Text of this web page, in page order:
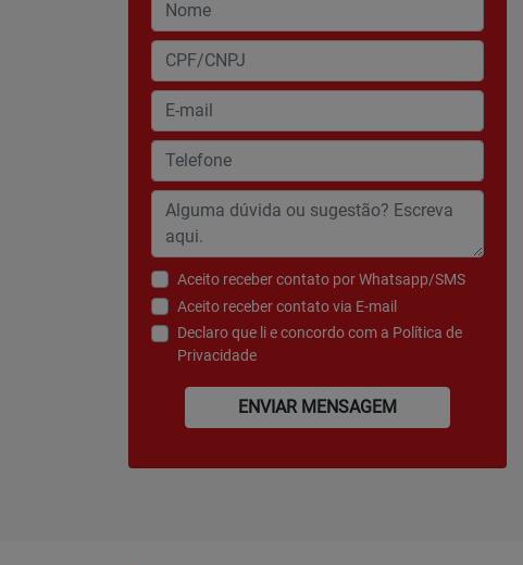
Aceito receber contato por Whatsapp/SMS
Aceito receber contato via E-mail
Declaro que li e concordo com a Política de
Privacidade
ENVIAR MENSAGEM